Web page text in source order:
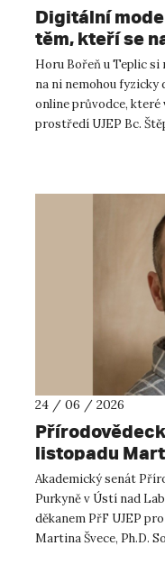
Digitální
těm, kteří se
Horu Bořeň u Teplic
na ni nemohou
online průvodce,
prostředí UJEP Bc.
24 / 06 / 2026
listopadu
Akademický senát
Purkyně v Ústí nad
děkanem PřF UJEP
Martina Švece, Ph.D.